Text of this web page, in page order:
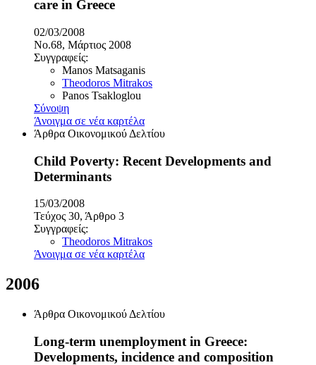
care in Greece
02/03/2008
No.68, Μάρτιος 2008
Συγγραφείς:
Manos Matsaganis
Theodoros Mitrakos
Panos Tsakloglou
Σύνοψη
Άνοιγμα σε νέα καρτέλα
Άρθρα Οικονομικού Δελτίου
Child Poverty: Recent Developments and
Determinants
15/03/2008
Τεύχος 30, Άρθρο 3
Συγγραφείς:
Theodoros Mitrakos
Άνοιγμα σε νέα καρτέλα
2006
Άρθρα Οικονομικού Δελτίου
Long-term unemployment in Greece:
Developments, incidence and composition